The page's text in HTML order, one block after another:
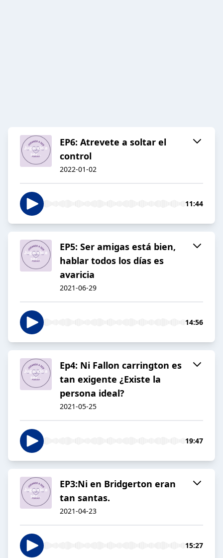
EP6: Atrevete a soltar el
control
2022-01-02
11:44
EP5: Ser amigas está bien,
hablar todos los días es
avaricia
2021-06-29
14:56
Ep4: Ni Fallon carrington es
tan exigente ¿Existe la
persona ideal?
2021-05-25
19:47
EP3:Ni en Bridgerton eran
tan santas.
2021-04-23
15:27